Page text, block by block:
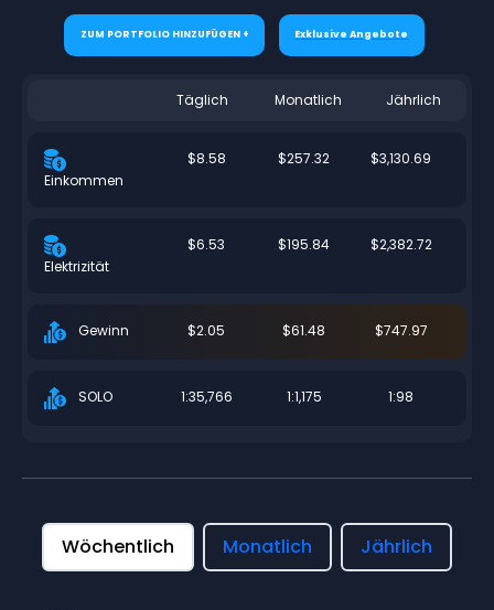
ZUM PORTFOLIO HINZUFÜGEN + Exklusive Angebote
Täglich Monatlich Jährlich
Einkommen
$8.58 $257.32 $3,130.69
Elektrizität
$6.53 $195.84 $2,382.72
Gewinn $2.05 $61.48 $747.97
SOLO 1:35,766 1:1,175 1:98
Wöchentlich Monatlich Jährlich